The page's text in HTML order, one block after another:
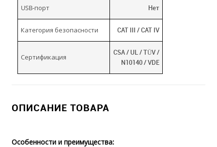
USB-порт Нет
Категория безопасности CAT III / CAT IV
Сертификация
CSA / UL / TÜV /
N10140 / VDE
ОПИСАНИЕ ТОВАРА
Особенности и преимущества: